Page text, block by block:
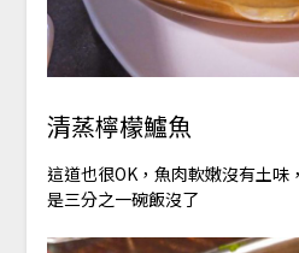
清蒸檸檬鱸魚
這道也很OK，魚肉軟嫩沒有土味
是三分之一碗飯沒了